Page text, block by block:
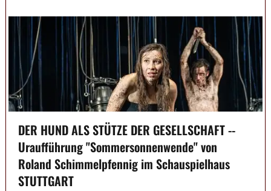
DER HUND ALS STÜTZE DER GESELLSCHAFT --
Uraufführung "Sommersonnenwende" von
Roland Schimmelpfennig im Schauspielhaus
STUTTGART